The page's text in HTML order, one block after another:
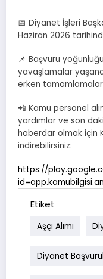
📅 Diyanet İşleri
Haziran 2026
📌 Başvuru
yavaşlamalar
erken
📲 Kamu personel
yardımlar ve son
haberdar olmak için
indirebilirsiniz:
https://
Etiket
Aşçı Alımı
Diyanet